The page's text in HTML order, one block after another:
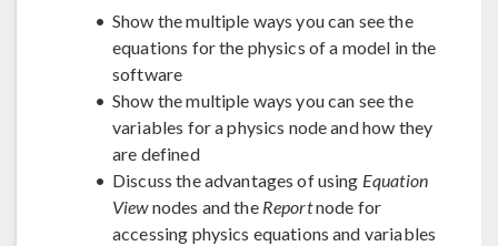
Show the multiple ways you can see the
equations for the physics of a model in the
software
Show the multiple ways you can see the
variables for a physics node and how they
are defined
Discuss the advantages of using Equation
Viewnodes and the Reportnode for
accessing physics equations and variables